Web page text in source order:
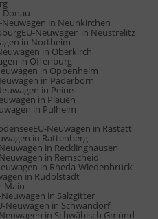
Donau
Neuwagen in Neunkirchen
EU-Neuwagen in Neustrelitz
in Northeim
in Oberkirch
in Offenburg
in Oppenheim
in Paderborn
in Peine
in Plauen
in Pulheim
EU-Neuwagen in Rastatt
in Rattenberg
in Recklinghausen
in Remscheid
in Rheda-Wiedenbrück
in Rudolstadt
Main
Neuwagen in Salzgitter
Neuwagen in Schwandorf
in Schwäbisch Gmünd